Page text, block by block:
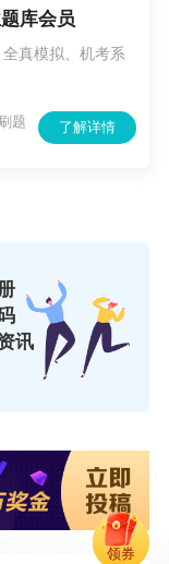
库会员
真模拟、机考系
了解详情
题
讯
领券